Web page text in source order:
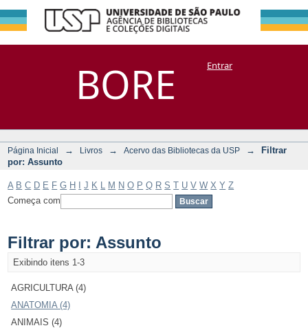
BORE
Filtrar por:
Assunto
DSpace/Manakin + CoriscoEntrar
Página Inicial → Livros → Acervo das Bibliotecas da USP →
Filtrar
por: Assunto
A B C D E F G H J K M N O P Q R S T U V W X Y Z
Começa com
Filtrar por: Assunto
Exibindo itens 1-3
AGRICULTURA (4)
ANATOMIA (4)
ANIMAIS (4)